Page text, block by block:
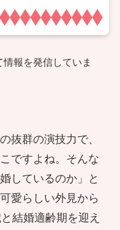
報を発信していま
抜群の演技力で、
ですよね。そんな
しているのか」と
愛らしい外見から
結婚適齢期を迎え